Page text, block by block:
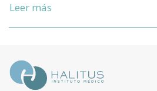
Leer más